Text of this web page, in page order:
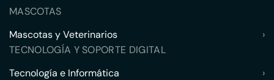
MASCOTAS
Mascotas y Veterinarios
›
TECNOLOGÍA Y SOPORTE DIGITAL
Tecnología e Informática
›